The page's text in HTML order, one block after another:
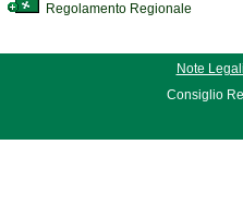
Regolamento Regionale
Note Legali
Consiglio